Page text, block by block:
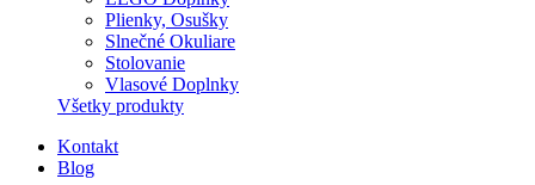
Plienky, Osušky
Slnečné Okuliare
Stolovanie
Vlasové Doplnky
Všetky produkty
Kontakt
Blog